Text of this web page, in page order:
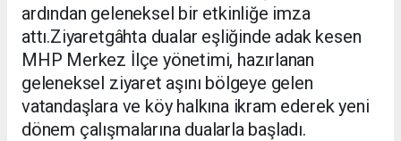
ardından geleneksel bir etkinliğe imza
attı.Ziyaretgâhta dualar eşliğinde adak kesen
MHP Merkez İlçe yönetimi, hazırlanan
geleneksel ziyaret aşını bölgeye gelen
vatandaşlara ve köy halkına ikram ederek yeni
dönem çalışmalarına dualarla başladı.